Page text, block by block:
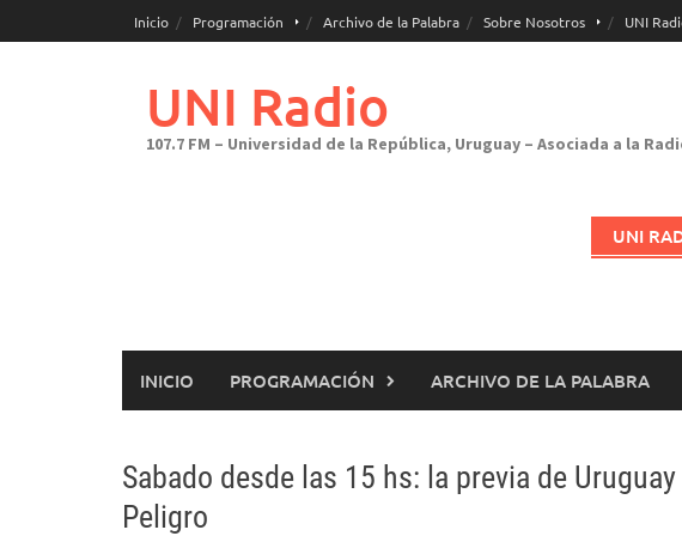
al
Inicio Programación Archivo de la Palabra Sobre Nosotros UNI
UNI Radio
107.7 FM – Universidad de la República, Uruguay – Asociada a la
UNI
INICIO PROGRAMACIÓN ARCHIVO DE LA PALABRA
Sabado desde las 15 hs: la previa de
Peligro